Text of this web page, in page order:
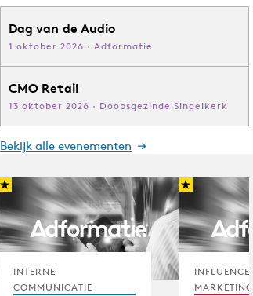
Dag van de Audio
1 oktober 2026 · Adformatie
CMO Retail
13 oktober 2026 · Doopsgezinde Singelkerk
Bekijk alle evenementen
INTERNE
COMMUNICATIE
INFLUENCER
MARKETING